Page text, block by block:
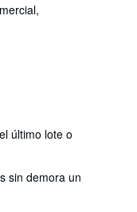
último lote o
sin demora un